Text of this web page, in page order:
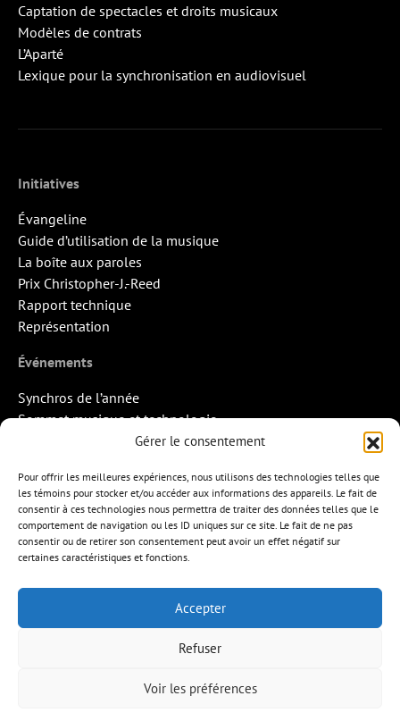
Gérer le consentement
Pour offrir les meilleures expériences, nous utilisons des technologies telles que
les témoins pour stocker et/ou accéder aux informations des appareils. Le fait de
consentir à ces technologies nous permettra de traiter des données telles que le
comportement de navigation ou les ID uniques sur ce site. Le fait de ne pas
consentir ou de retirer son consentement peut avoir un effet négatif sur
certaines caractéristiques et fonctions.
Accepter
Refuser
Voir les préférences
Captation de spectacles et droits musicaux
Modèles de contrats
L’Aparté
Lexique pour la synchronisation en audiovisuel
Initiatives
Évangeline
Guide d’utilisation de la musique
La boîte aux paroles
Prix Christopher-J.-Reed
Rapport technique
Représentation
Événements
Synchros de l’année
Sommet musique et technologie
Quand la musique rencontre l’image
Missions d’export
Contact
L’ÉDITION MUSICALE
CONTACT ENGLISH